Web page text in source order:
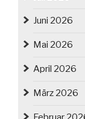
Juni 2026
Mai 2026
April 2026
März 2026